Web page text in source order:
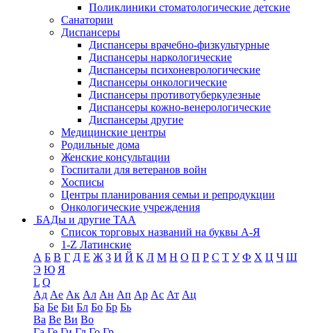
Поликлиники стоматологические детские
Санатории
Диспансеры
Диспансеры врачебно-физкультурные
Диспансеры наркологические
Диспансеры психоневрологические
Диспансеры онкологические
Диспансеры противотуберкулезные
Диспансеры кожно-венерологические
Диспансеры другие
Медицинские центры
Родильные дома
Женские консультации
Госпитали для ветеранов войн
Хосписы
Центры планирования семьи и репродукции
Онкологические учреждения
БАДы и другие ТАА
Список торговых названий на буквы А-Я
1-Z Латинские
А Б В Г Д Е Ж З И Й К Л М Н О П Р С Т У Ф Х Ц Ч Ш
Э Ю Я
L Q
Ад Ае Ак Ал Ан Ап Ар Ас Ат Ац
Ба Бе Би Бл Бо Бр Бь
Ва Ве Ви Во